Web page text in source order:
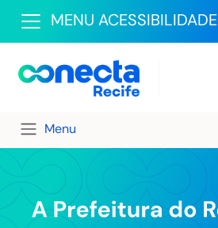
MENU ACESSIBILIDADE
Menu